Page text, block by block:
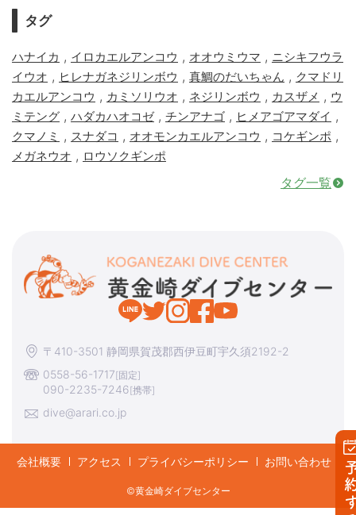
予
タグ
ハナイカ , イロカエルアンコウ , オオウミウマ , ニシキフウラ
イウオ , ヒレナガネジリンボウ , 真鯛のだいちゃん , クマドリ
カエルアンコウ , カミソリウオ , ネジリンボウ , カスザメ , ウ
ミテング , ハダカハオコゼ, チンアナゴ , ヒメアゴアマダイ ,
クマノミ , スナダコ , オオモンカエルアンコウ , コケギンポ ,
メガネウオ , ロウソクギンポ
タグ一覧
〒410-3501 静岡県賀茂郡西伊豆町宇久須2192-2
0558-56-1717[固定]
090-2235-7246[携帯]
dive@arari.co.jp
会社概要 アクセス プライバシーポリシー お問い合わせ
©︎黄金崎ダイブセンター